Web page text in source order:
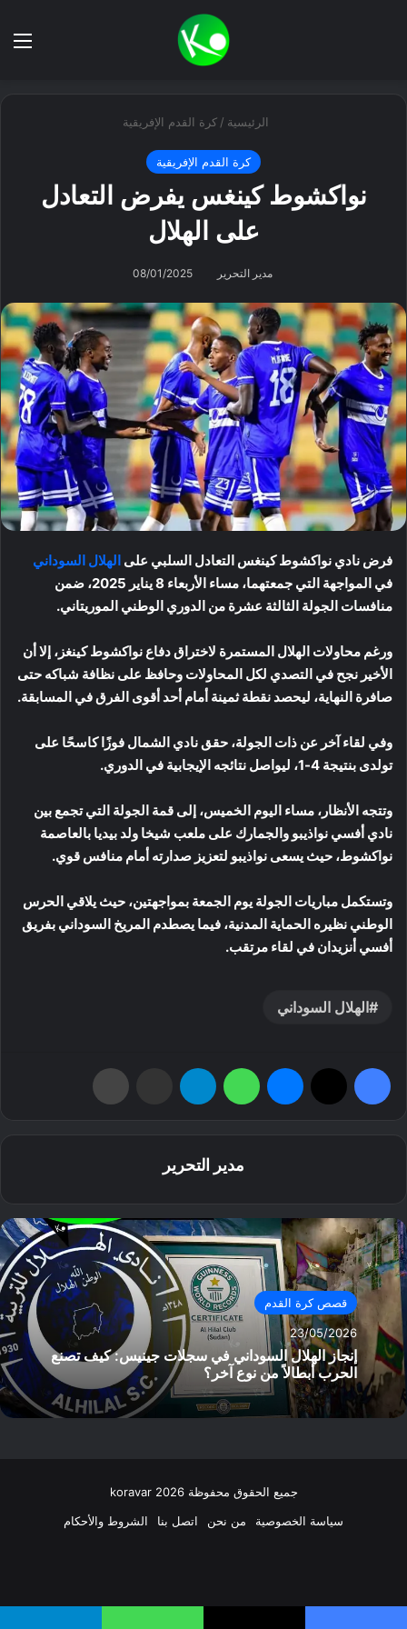
الرئيسية / كرة القدم الإفريقية
كرة القدم الإفريقية
نواكشوط كينغس يفرض التعادل
على الهلال
مدير التحرير 08/01/2025
فرض نادي نواكشوط كينغس التعادل السلبي على الهلال السوداني
في المواجهة التي جمعتهما، مساء الأربعاء 8 يناير 2025، ضمن
منافسات الجولة الثالثة عشرة من الدوري الوطني الموريتاني.
ورغم محاولات الهلال المستمرة لاختراق دفاع نواكشوط كينغز، إلا أن
الأخير نجح في التصدي لكل المحاولات وحافظ على نظافة شباكه حتى
صافرة النهاية، ليحصد نقطة ثمينة أمام أحد أقوى الفرق في المسابقة.
وفي لقاء آخر عن ذات الجولة، حقق نادي الشمال فوزًا كاسحًا على
تولدى بنتيجة 4-1، ليواصل نتائجه الإيجابية في الدوري.
وتتجه الأنظار، مساء اليوم الخميس، إلى قمة الجولة التي تجمع بين
نادي أفسي نواذيبو والجمارك على ملعب شيخا ولد بيديا بالعاصمة
نواكشوط، حيث يسعى نواذيبو لتعزيز صدارته أمام منافس قوي.
وتستكمل مباريات الجولة يوم الجمعة بمواجهتين، حيث يلاقي الحرس
الوطني نظيره الحماية المدنية، فيما يصطدم المريخ السوداني بفريق
أفسي أنزيدان في لقاء مرتقب.
الهلال السوداني
مدير التحرير
قصص كرة القدم
23/05/2026
إنجاز الهلال السوداني في سجلات جينيس: كيف تصنع
الحرب أبطالاً من نوع آخر؟
جميع الحقوق محفوظة koravar 2026
سياسة الخصوصية
من نحن اتصل بنا الشروط والأحكام